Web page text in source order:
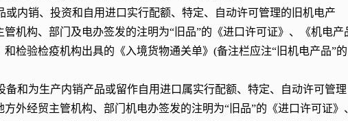
内销、投资和自用进口实行配额、特定、自动许可管理的旧机电产
机构、部门及电办签发的注明为“旧品”的《进口许可证》、《机电产
检验检疫机构出具的《入境货物通关单》(备注栏应注“旧机电产品”的
和为生产内销产品或留作自用进口属实行配额、特定、自动许可管理
外经贸主管机构、部门机电办签发的注明为“旧品”的《进口许可证》、